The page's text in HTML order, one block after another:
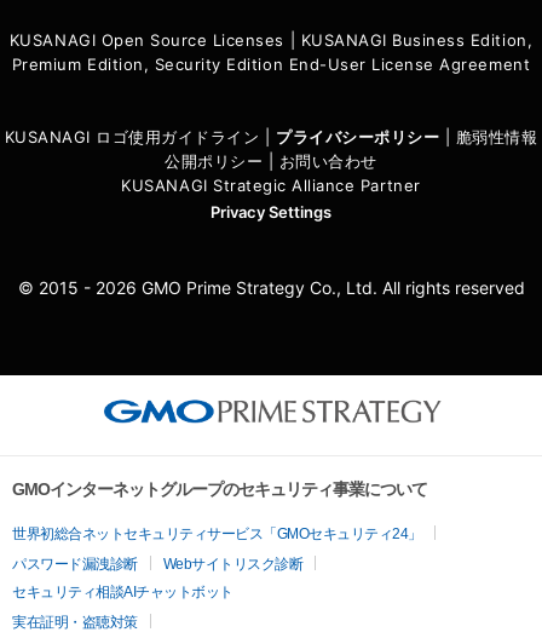
KUSANAGI Open Source Licenses
KUSANAGI Business Edition,
Premium Edition, Security Edition End-User License Agreement
KUSANAGI ロゴ使用ガイドライン プライバシーポリシー
脆弱性情報
公開ポリシー
お問い合わせ
KUSANAGI Strategic Alliance Partner
Privacy Settings
© 2015 - 2026 GMO Prime Strategy Co., Ltd. All rights reserved
GMOインターネットグループのセキュリティ事業について
世界初総合ネットセキュリティサービス「GMOセキュリティ24」
パスワード漏洩診断
Webサイトリスク診断
セキュリティ相談AIチャットボット
実在証明・盗聴対策